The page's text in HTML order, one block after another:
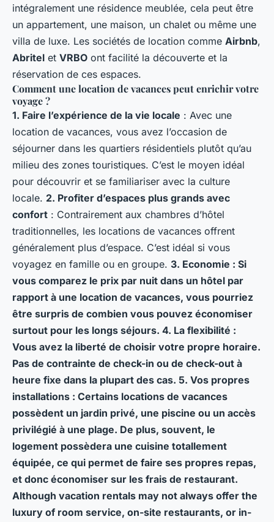
intégralement une résidence meublée, cela peut être
un appartement, une maison, un chalet ou même une
villa de luxe. Les sociétés de location comme Airbnb,
Abritel et VRBO ont facilité la découverte et la
réservation de ces espaces.
Comment une location de vacances peut enrichir votre
voyage ?
1. Faire l’expérience de la vie locale : Avec une
location de vacances, vous avez l’occasion de
séjourner dans les quartiers résidentiels plutôt qu’au
milieu des zones touristiques. C’est le moyen idéal
pour découvrir et se familiariser avec la culture
locale. 2. Profiter d’espaces plus grands avec
confort : Contrairement aux chambres d’hôtel
traditionnelles, les locations de vacances offrent
généralement plus d’espace. C’est idéal si vous
voyagez en famille ou en groupe. 3. Economie : Si
vous comparez le prix par nuit dans un hôtel par
rapport à une location de vacances, vous pourriez
être surpris de combien vous pouvez économiser
surtout pour les longs séjours. 4. La flexibilité :
Vous avez la liberté de choisir votre propre horaire.
Pas de contrainte de check-in ou de check-out à
heure fixe dans la plupart des cas. 5. Vos propres
installations : Certains locations de vacances
possèdent un jardin privé, une piscine ou un accès
privilégié à une plage. De plus, souvent, le
logement possèdera une cuisine totallement
équipée, ce qui permet de faire ses propres repas,
et donc économiser sur les frais de restaurant.
Although vacation rentals may not always offer the
luxury of room service, on-site restaurants, or in-